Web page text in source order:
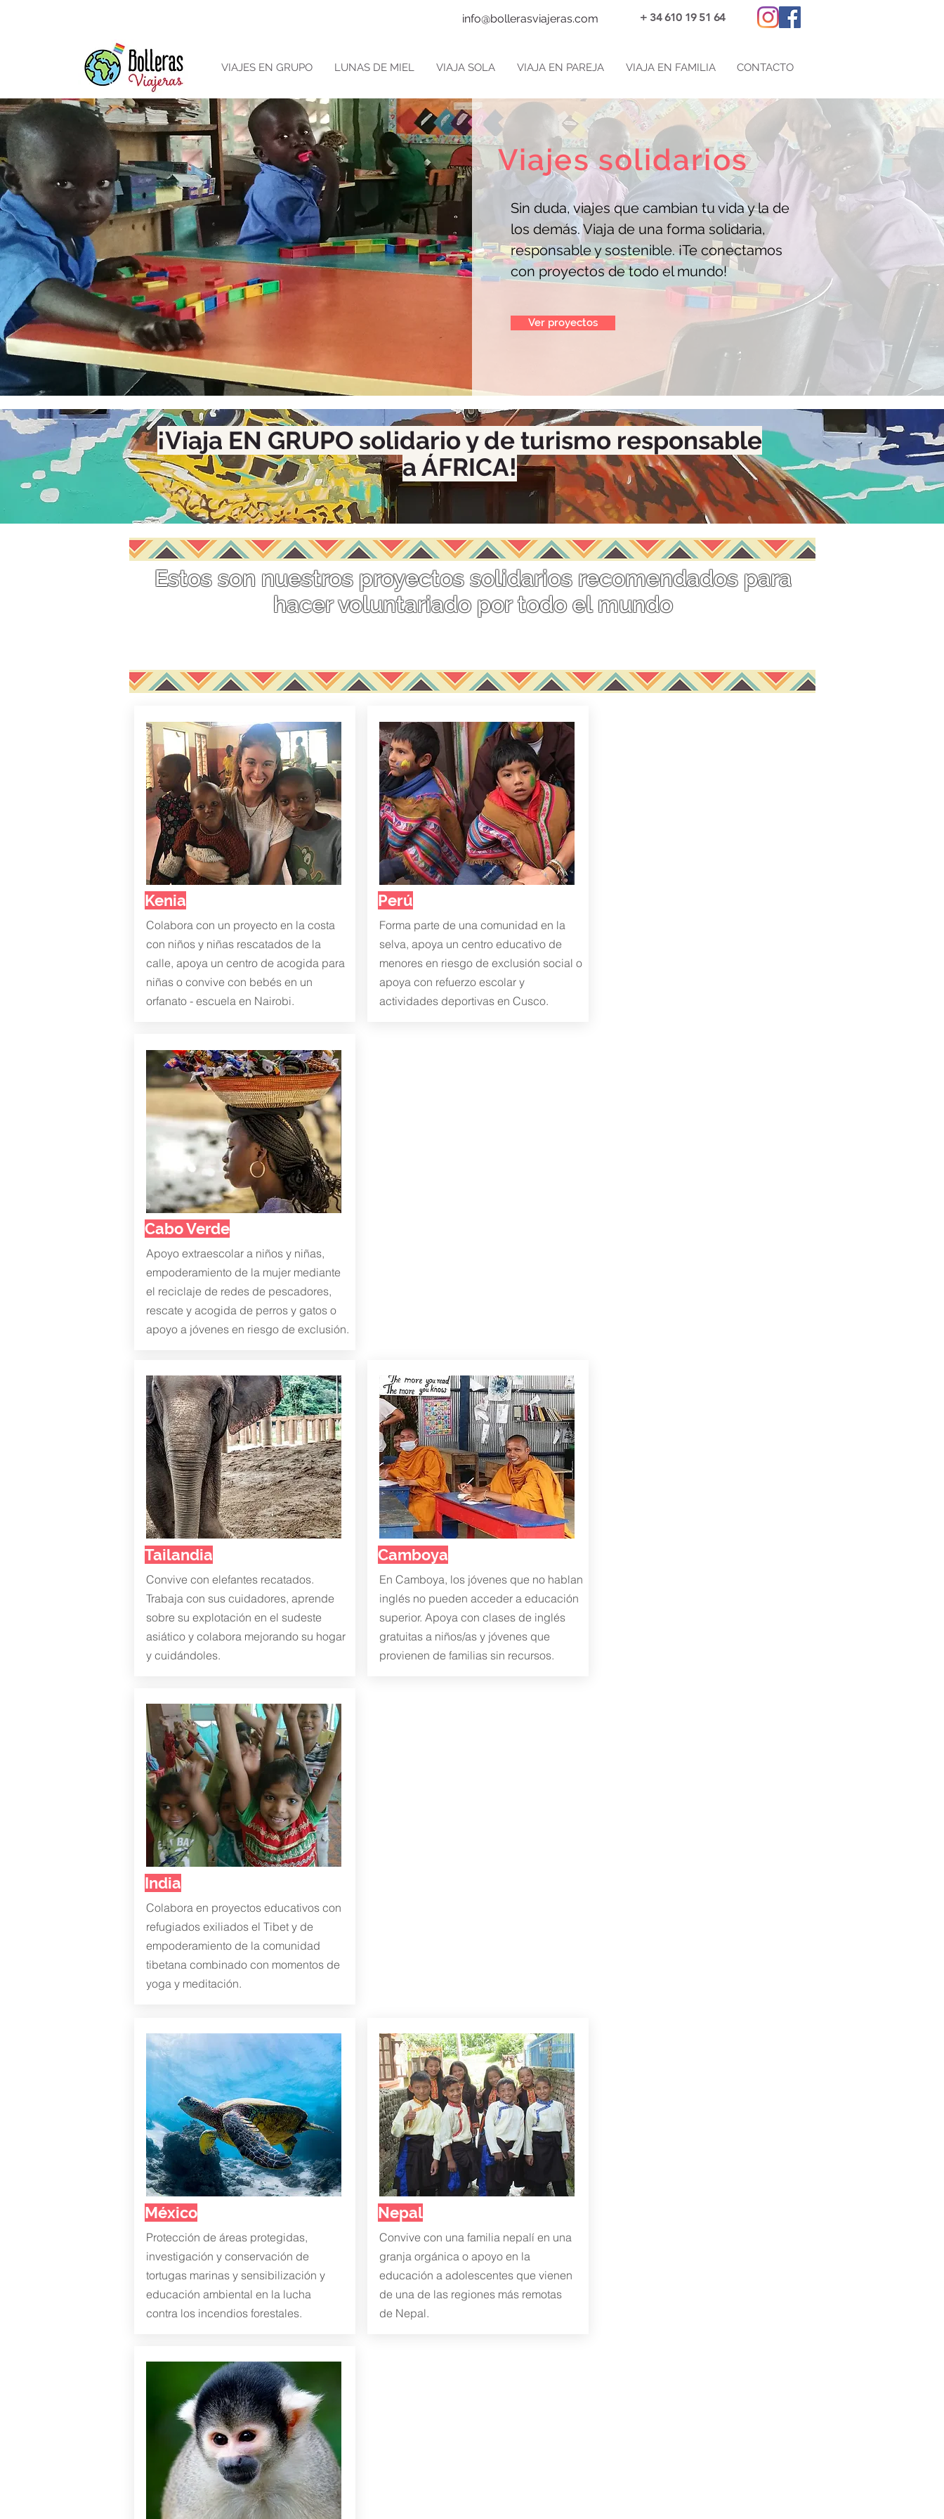
+ 34 610 19 51 64
info@bollerasviajeras.com
VIAJES EN GRUPO LUNAS DE MIEL VIAJA SOLA VIAJA EN PAREJA VIAJA EN FAMILIA CONTACTO
Viajes solidarios
Sin duda, viajes que cambian tu vida y la de
los demás. Viaja de una forma solidaria,
responsable y sostenible. ¡Te conectamos
con proyectos de todo el mundo!
Ver proyectos
¡Viaja EN GRUPO solidario y de turismo responsable
a ÁFRICA!
Estos son nuestros proyectos solidarios recomendados para
hacer voluntariado por todo el mundo
Kenia
Colabora con un proyecto en la costa
con niños y niñas rescatados de la
calle, apoya un centro de acogida para
niñas o convive con bebés en un
orfanato - escuela en Nairobi.
Perú
Forma parte de una comunidad en la
selva, apoya un centro educativo de
menores en riesgo de exclusión social o
apoya con refuerzo escolar y
actividades deportivas en Cusco.
Cabo Verde
Apoyo extraescolar a niños y niñas,
empoderamiento de la mujer mediante
el reciclaje de redes de pescadores,
rescate y acogida de perros y gatos o
apoyo a jóvenes en riesgo de exclusión.
Tailandia
Convive con elefantes recatados.
Trabaja con sus cuidadores, aprende
sobre su explotación en el sudeste
asiático y colabora mejorando su hogar
y cuidándoles.
Camboya
En Camboya, los jóvenes que no hablan
inglés no pueden acceder a educación
superior. Apoya con clases de inglés
gratuitas a niños/as y jóvenes que
provienen de familias sin recursos.
India
Colabora en proyectos educativos con
refugiados exiliados el Tibet y de
empoderamiento de la comunidad
tibetana combinado con momentos de
yoga y meditación.
México
Protección de áreas protegidas,
investigación y conservación de
tortugas marinas y sensibilización y
educación ambiental en la lucha
contra los incendios forestales.
Nepal
Convive con una familia nepalí en una
granja orgánica o apoyo en la
educación a adolescentes que vienen
de una de las regiones más remotas
de Nepal.